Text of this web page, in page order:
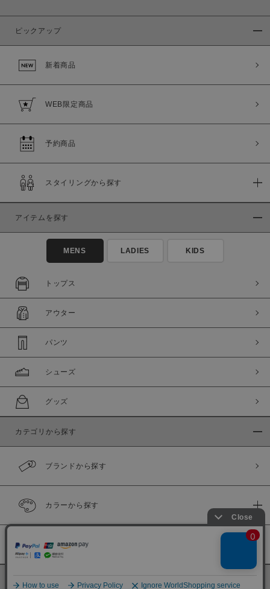
ピックアップ
新着商品
WEB限定商品
予約商品
スタイリングから探す
アイテムを探す
MENS LADIES KIDS
トップス
アウター
パンツ
シューズ
グッズ
カテゴリから探す
ブランドから探す
カラーから探す
履き比べ可能商品
©BINGOYA Co,.Ltd.